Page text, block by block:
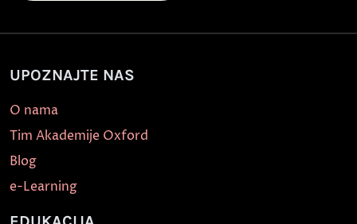
UPOZNAJTE NAS
O nama
Tim Akademije Oxford
Blog
e-Learning